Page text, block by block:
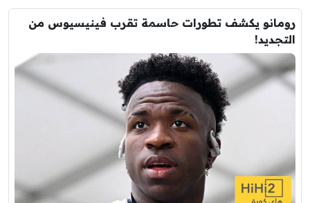
رومانو يكشف تطورات حاسمة تقرب فينيسيوس من
التجديد!